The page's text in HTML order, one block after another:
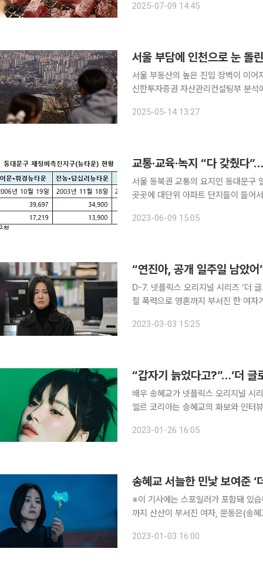
○○○○'에서는 특별한 메뉴를 맛볼
2025-07-09 14:45
서울 부담에 인천으로 눈 돌
서울 부동산의 높은 진입 장벽이 이어
신한투자증권 자산관리컨설팅부 분
2025-05-14 13:27
교통·교육·녹지 “다 갖췄다
서울 동북권 교통의 요지인 동대문구
곳곳에 대단위 아파트 단지들이 들어서는 등 변신을
건이 몰리며 평균 51.71대 1 경쟁률을
2023-06-09 15:05
D-7. 넷플릭스 오리지널 시리즈 ‘더 글로리’ 파
절 폭력으로 영혼까지 부서진 한 여
로 구성된 파트1이 먼저 베일을 벗었
2023-03-03 15:25
“갑자기 늙었다고?”…‘더 글
배우 송혜교가 넷플릭스 오리지널 시리즈 ‘더
엘르 코리아는 송혜교의 화보와 인터뷰를 공개했다. 이날 ‘더 글로리’
다. 그래야 시청자들도 이 일종의 판
2023-01-26 16:05
송혜교 서늘한 민낯 보여준 ‘
※이 기사에는 스포일러가 포함돼 있습니다. 우리 천천히 말라 죽어보자, 연진아. 학교
까지 산산이 부서진 여자, 문동은(송
학창 시절 소위 ‘잘 나가는’ 무리에게
2023-01-03 16:00